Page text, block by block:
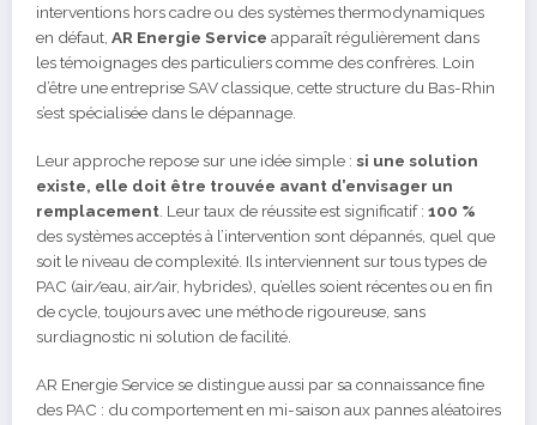
interventions hors cadre ou des systèmes thermodynamiques
en défaut, AR Energie Service apparaît régulièrement dans
les témoignages des particuliers comme des confrères. Loin
d’être une entreprise SAV classique, cette structure du Bas-Rhin
s’est spécialisée dans le dépannage.
Leur approche repose sur une idée simple : si une solution
existe, elle doit être trouvée avant d’envisager un
remplacement . Leur taux de réussite est significatif : 100 %
des systèmes acceptés à l’intervention sont dépannés, quel que
soit le niveau de complexité. Ils interviennent sur tous types de
PAC (air/eau, air/air, hybrides), qu’elles soient récentes ou en fin
de cycle, toujours avec une méthode rigoureuse, sans
surdiagnostic ni solution de facilité.
AR Energie Service se distingue aussi par sa connaissance fine
des PAC : du comportement en mi-saison aux pannes aléatoires